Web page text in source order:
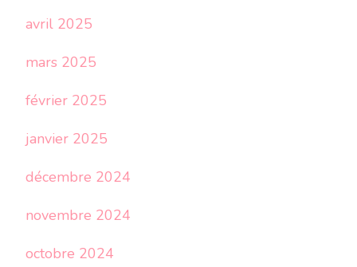
avril 2025
mars 2025
février 2025
janvier 2025
décembre 2024
novembre 2024
octobre 2024